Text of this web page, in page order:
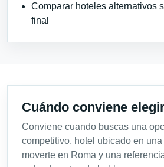
Comparar hoteles alternativos
final
Cuándo conviene
Conviene cuando buscas una
competitivo, hotel ubicado en
moverte en Roma y una